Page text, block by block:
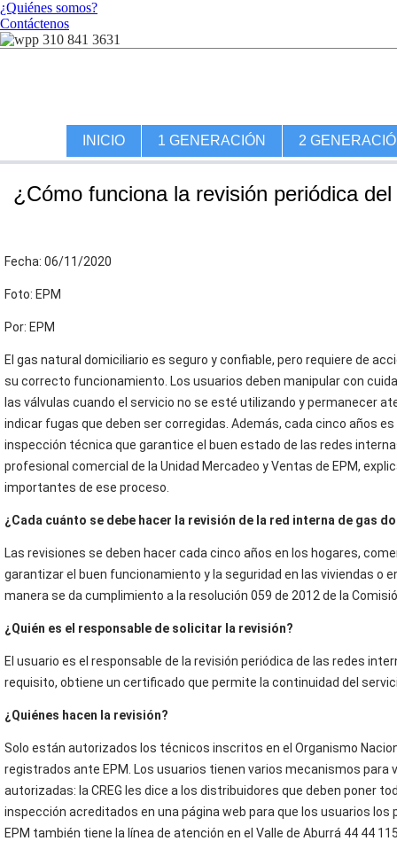
¿Quiénes somos?
Contáctenos
310 841 3631
INICIO 1 GENERACIÓN 2
¿Cómo funciona la revisión periódica del
Fecha: 06/11/2020
Foto: EPM
Por: EPM
El gas natural domiciliario es seguro y confiable, pero requiere de
su correcto funcionamiento. Los usuarios deben manipular con
las válvulas cuando el servicio no se esté utilizando y permanecer
indicar fugas que deben ser corregidas. Además, cada cinco años
inspección técnica que garantice el buen estado de las redes
profesional comercial de la Unidad Mercadeo y Ventas de EPM,
importantes de ese proceso.
¿Cada cuánto se debe hacer la revisión de la red interna de gas
Las revisiones se deben hacer cada cinco años en los hogares,
garantizar el buen funcionamiento y la seguridad en las viviendas o
manera se da cumplimiento a la resolución 059 de 2012 de la
¿Quién es el responsable de solicitar la revisión?
El usuario es el responsable de la revisión periódica de las redes
requisito, obtiene un certificado que permite la continuidad del
¿Quiénes hacen la revisión?
Solo están autorizados los técnicos inscritos en el Organismo
registrados ante EPM. Los usuarios tienen varios mecanismos para
autorizadas: la CREG les dice a los distribuidores que deben poner
inspección acreditados en una página web para que los usuarios los
EPM también tiene la línea de atención en el Valle de Aburrá 44 44